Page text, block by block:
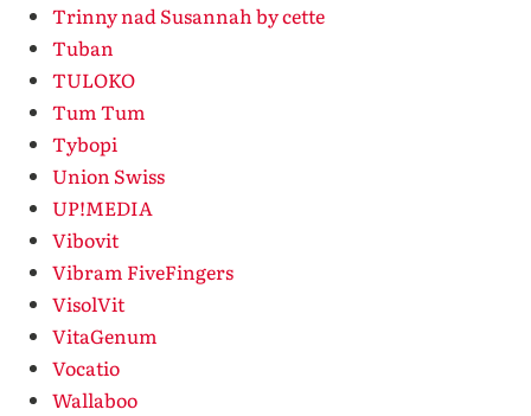
Trinny nad Susannah by cette
Tuban
TULOKO
Tum Tum
Tybopi
Union Swiss
UP!MEDIA
Vibovit
Vibram FiveFingers
VisolVit
VitaGenum
Vocatio
Wallaboo